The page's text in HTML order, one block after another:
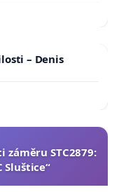
– Denis
STC2879:
Sluštice“